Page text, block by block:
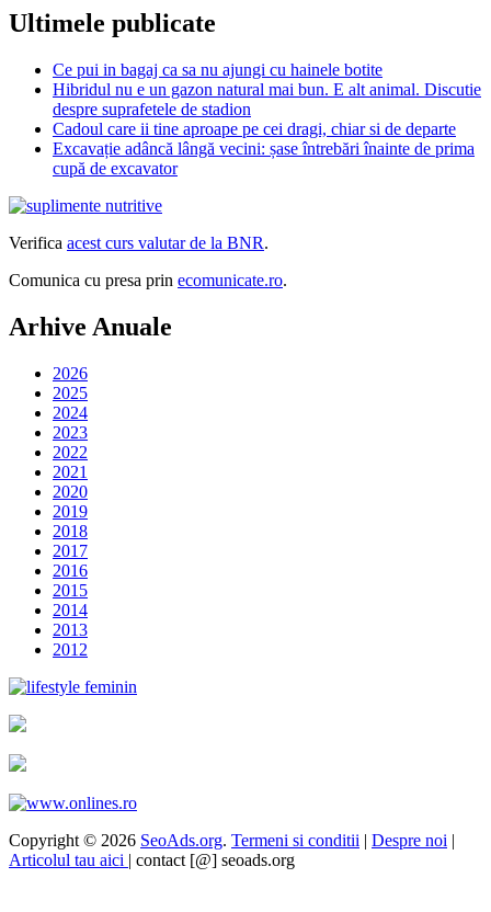
Ultimele publicate
Ce pui in bagaj ca sa nu ajungi cu hainele botite
Hibridul nu e un gazon natural mai bun. E alt animal. Discutie
despre suprafetele de stadion
Cadoul care ii tine aproape pe cei dragi, chiar si de departe
Excavație adâncă lângă vecini: șase întrebări înainte de prima
cupă de excavator
Verifica acest curs valutar de la BNR.
Comunica cu presa prin ecomunicate.ro.
Arhive Anuale
2026
2025
2024
2023
2022
2021
2020
2019
2018
2017
2016
2015
2014
2013
2012
Copyright © 2026 SeoAds.org. Termeni si conditii | Despre noi |
Articolul tau aici | contact [@] seoads.org